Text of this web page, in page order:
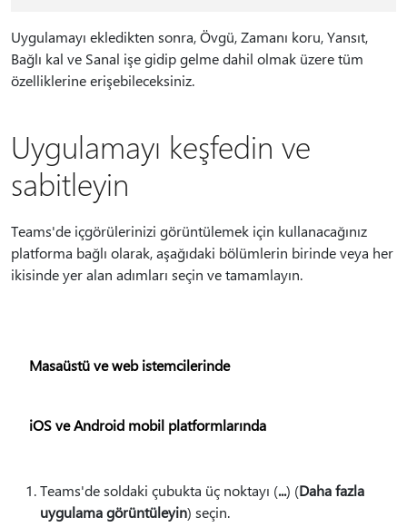
Uygulamayı ekledikten sonra, Övgü, Zamanı koru, Yansıt,
Bağlı kal ve Sanal işe gidip gelme dahil olmak üzere tüm
özelliklerine erişebileceksiniz.
Uygulamayı keşfedin ve
sabitleyin
Teams'de içgörülerinizi görüntülemek için kullanacağınız
platforma bağlı olarak, aşağıdaki bölümlerin birinde veya her
ikisinde yer alan adımları seçin ve tamamlayın.
Masaüstü ve web istemcilerinde
iOS ve Android mobil platformlarında
Teams'de soldaki çubukta üç noktayı (...) (Daha fazla
uygulama görüntüleyin) seçin.